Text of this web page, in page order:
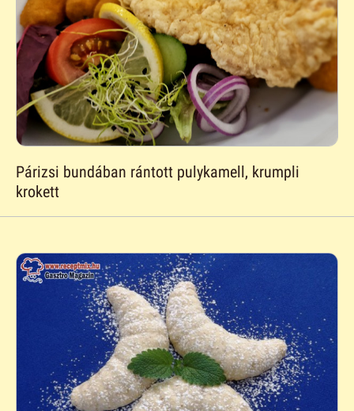
Párizsi bundában rántott pulykamell, krumpli
krokett